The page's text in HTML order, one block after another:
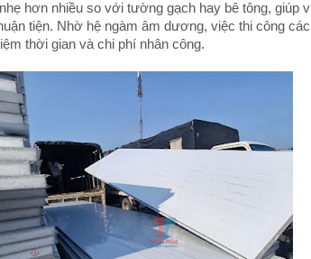
hơn nhiều so với tường gạch hay bê tông, giúp
tiện. Nhờ hệ ngàm âm dương, việc thi công các
thời gian và chi phí nhân công.